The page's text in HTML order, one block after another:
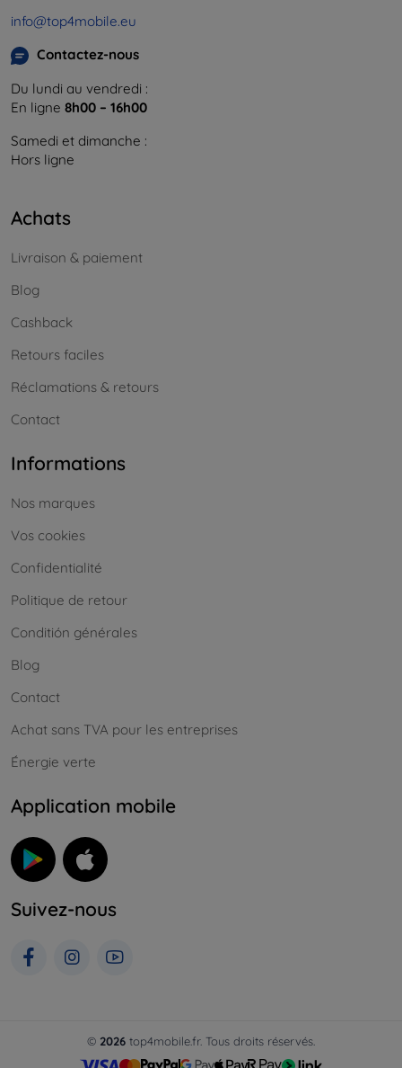
info@top4mobile.eu
Contactez-nous
Du lundi au vendredi :
En ligne 8h00 – 16h00
Samedi et dimanche :
Hors ligne
Achats
Livraison & paiement
Blog
Cashback
Retours faciles
Réclamations & retours
Contact
Informations
Nos marques
Vos cookies
Confidentialité
Politique de retour
Conditión générales
Blog
Contact
Achat sans TVA pour les entreprises
Énergie verte
Application mobile
Suivez-nous
© 2026 top4mobile.fr. Tous droits réservés.